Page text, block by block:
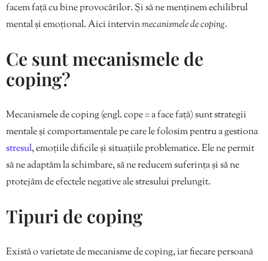
facem față cu bine provocărilor. Și să ne menținem echilibrul
mental și emoțional. Aici intervinmecanismele de coping.
Ce sunt mecanismele de
coping?
Mecanismele de coping (engl. cope = a face față) sunt strategii
mentale și comportamentale pe care le folosim pentru a gestiona
stresul, emoțiile dificile și situațiile problematice. Ele ne permit
să ne adaptăm la schimbare, să ne reducem suferința și să ne
protejăm de efectele negative ale stresului prelungit.
Tipuri de coping
Există o varietate de mecanisme de coping, iar fiecare persoană